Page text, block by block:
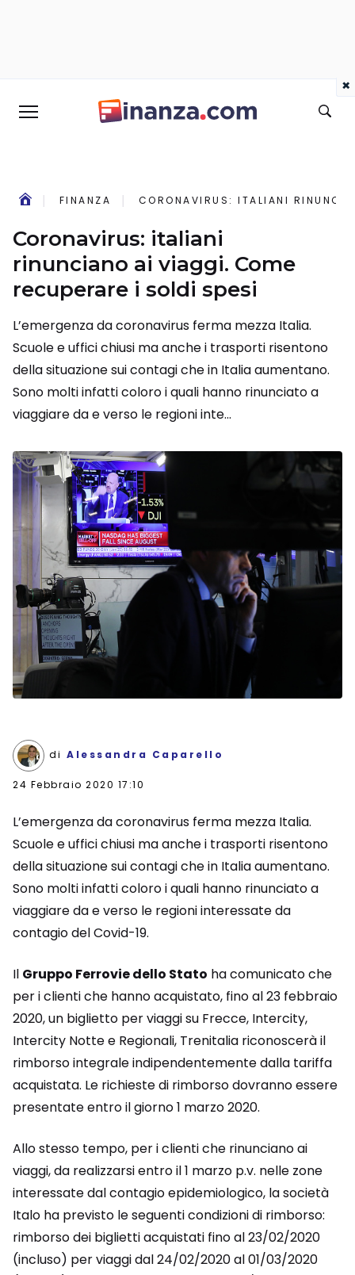
FINANZA CORONAVIRUS: ITALIANI
Coronavirus: italiani
rinunciano ai viaggi. Come
recuperare i soldi spesi
L’emergenza da coronavirus ferma mezza Italia.
Scuole e uffici chiusi ma anche i trasporti risentono
della situazione sui contagi che in Italia aumentano.
Sono molti infatti coloro i quali hanno rinunciato a
viaggiare da e verso le regioni inte...
di Alessandra Caparello
24 Febbraio 2020 17:10
L’emergenza da coronavirus ferma mezza Italia.
Scuole e uffici chiusi ma anche i trasporti risentono
della situazione sui contagi che in Italia aumentano.
Sono molti infatti coloro i quali hanno rinunciato a
viaggiare da e verso le regioni interessate da
contagio del Covid-19.
Il Gruppo Ferrovie dello Stato ha comunicato che
per i clienti che hanno acquistato, fino al 23 febbraio
2020, un biglietto per viaggi su Frecce, Intercity,
Intercity Notte e Regionali, Trenitalia riconoscerà il
rimborso integrale indipendentemente dalla tariffa
acquistata. Le richieste di rimborso dovranno essere
presentate entro il giorno 1 marzo 2020.
Allo stesso tempo, per i clienti che rinunciano ai
viaggi, da realizzarsi entro il 1 marzo p.v. nelle zone
interessate dal contagio epidemiologico, la società
Italo ha previsto le seguenti condizioni di rimborso:
rimborso dei biglietti acquistati fino al 23/02/2020
(incluso) per viaggi dal 24/02/2020 al 01/03/2020
×